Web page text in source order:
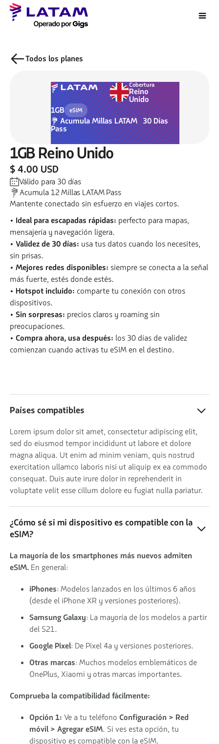
Todos los planes
Cobertura
Reino
Unido
1GB
eSIM
AcumulaMillas LATAM
Pass
30Días
1GBReino Unido
$ 4.00 USD
Válido para 30días
Acumula12Millas LATAM Pass
Mantente conectado sin esfuerzo en viajes cortos.
• Ideal para escapadas rápidas: perfecto para mapas,
mensajería y navegación ligera.
• Validez de 30 días: usa tus datos cuando los necesites,
sin prisas.
• Mejores redes disponibles: siempre se conecta a la señal
más fuerte, estés donde estés.
• Hotspot incluido: comparte tu conexión con otros
dispositivos.
• Sin sorpresas: precios claros y roaming sin
preocupaciones.
• Compra ahora, usa después: los 30 días de validez
comienzan cuando activas tu eSIM en el destino.
Países compatibles
Lorem ipsum dolor sit amet, consectetur adipiscing elit,
sed do eiusmod tempor incididunt ut labore et dolore
magna aliqua. Ut enim ad minim veniam, quis nostrud
exercitation ullamco laboris nisi ut aliquip ex ea commodo
consequat. Duis aute irure dolor in reprehenderit in
voluptate velit esse cillum dolore eu fugiat nulla pariatur.
¿Cómo sé si mi dispositivo es compatible con la
eSIM?
La mayoría de los smartphones más nuevos admiten
eSIM. En general:
iPhones: Modelos lanzados en los últimos 6 años
(desde el iPhone XR y versiones posteriores).
Samsung Galaxy: La mayoría de los modelos a partir
del S21.
Google Pixel: De Pixel 4a y versiones posteriores.
Otras marcas: Muchos modelos emblemáticos de
OnePlus, Xiaomi y otras marcas importantes.
Comprueba la compatibilidad fácilmente:
Opción 1: Ve a tu teléfono Configuración > Red
móvil > Agregar eSIM. Si ves esta opción, tu
dispositivo es compatible con la eSIM.